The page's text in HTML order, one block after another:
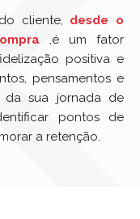
cliente, desde o
,é um fator
positiva e
pensamentos e
da sua jornada de
pontos de
a retenção.